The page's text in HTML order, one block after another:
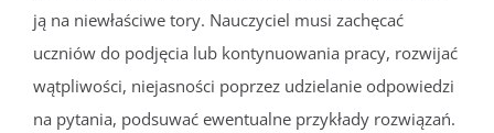
ją na niewłaściwe tory. Nauczyciel musi zachęcać
uczniów do podjęcia lub kontynuowania pracy, rozwijać
wątpliwości, niejasności poprzez udzielanie odpowiedzi
na pytania, podsuwać ewentualne przykłady rozwiązań.